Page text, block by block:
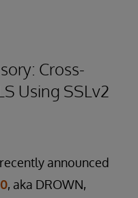
Cross-
Using SSLv2
announced
, aka DROWN,